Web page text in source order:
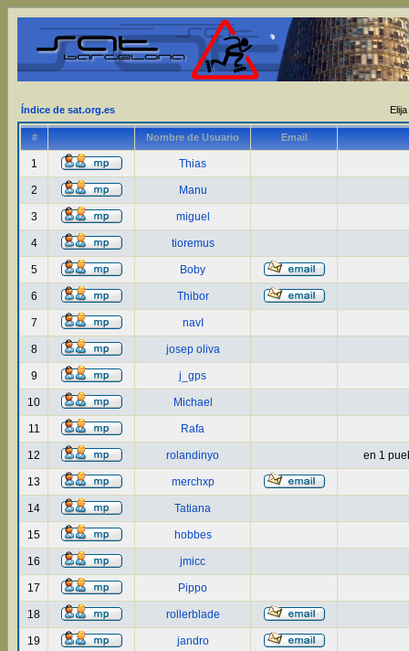
Índice de sat.org.es
# Nombre de Usuario Email
1 Thias
2 Manu
3 miguel
4 tioremus
5 Boby
6 Thibor
7 navI
8 josep oliva
9 j_gps
10 Michael
11 Rafa
12 rolandinyo en 1
13 merchxp
14 Tatiana
15 hobbes
16 jmicc
17 Pippo
18 rollerblade
19 jandro